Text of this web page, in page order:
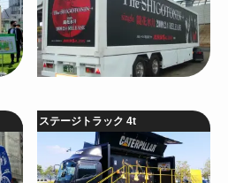
ステージトラック 4t